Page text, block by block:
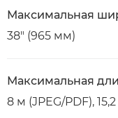
Максимальная
38" (965 мм)
Максимальная
8 м (JPEG/PDF),